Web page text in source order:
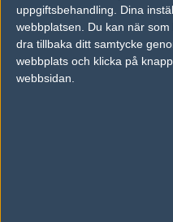
uppgiftsbehandling. Dina
webbplatsen. Du kan när
dra tillbaka ditt samtycke
webbplats och klicka på
webbsidan.